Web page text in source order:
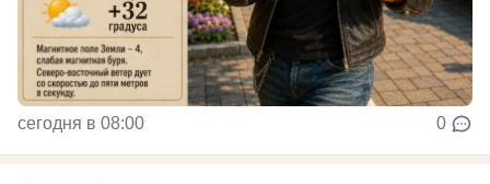
сегодня в 08:00 0